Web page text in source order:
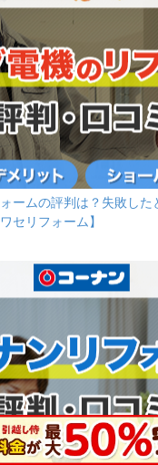
ームの評判は？失敗した
セリフォーム】